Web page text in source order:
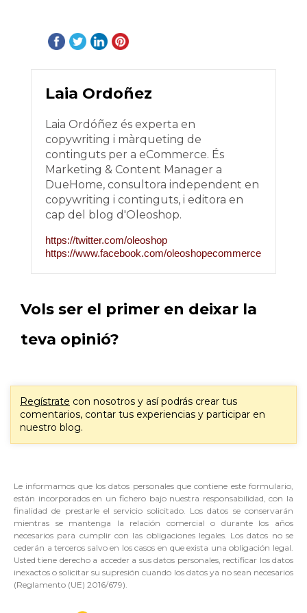
Laia Ordoñez
Laia Ordóñez és experta en
copywriting i màrqueting de
continguts per a eCommerce. És
Marketing & Content Manager a
DueHome, consultora independent en
copywriting i continguts, i editora en
cap del blog d'Oleoshop.
https://twitter.com/oleoshop
https://www.facebook.com/oleoshopecommerce
Vols ser el primer en deixar la
teva opinió?
Regístrate con nosotros y así podrás crear tus
comentarios, contar tus experiencias y participar en
nuestro blog.
Le informamos que los datos personales que contiene este formulario,
están incorporados en un fichero bajo nuestra responsabilidad, con la
finalidad de prestarle el servicio solicitado. Los datos se conservarán
mientras se mantenga la relación comercial o durante los años
necesarios para cumplir con las obligaciones legales. Los datos no se
cederán a terceros salvo en los casos en que exista una obligación legal.
Usted tiene derecho a acceder a sus datos personales, rectificar los datos
inexactos o solicitar su supresión cuando los datos ya no sean necesarios
(Reglamento (UE) 2016/679).